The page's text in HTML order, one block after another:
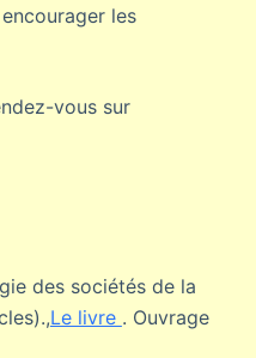
les
vous sur
des sociétés de la
Le livre . Ouvrage